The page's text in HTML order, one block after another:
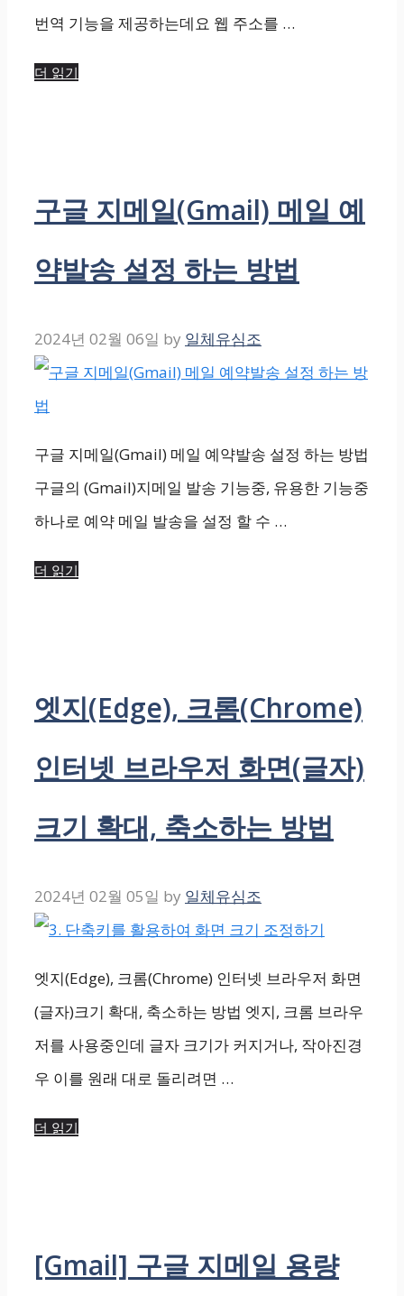
번역 기능을 제공하는데요 웹 주소를 …
더 읽기
구글 지메일(Gmail) 메일 예
약발송 설정 하는 방법
2024년 02월 06일 by 일체유심조
구글 지메일(Gmail) 메일 예약발송 설정 하는 방법
구글의 (Gmail)지메일 발송 기능중, 유용한 기능중
하나로 예약 메일 발송을 설정 할 수 …
더 읽기
엣지(Edge), 크롬(Chrome)
인터넷 브라우저 화면(글자)
크기 확대, 축소하는 방법
2024년 02월 05일 by 일체유심조
엣지(Edge), 크롬(Chrome) 인터넷 브라우저 화면
(글자)크기 확대, 축소하는 방법 엣지, 크롬 브라우
저를 사용중인데 글자 크기가 커지거나, 작아진경
우 이를 원래 대로 돌리려면 …
더 읽기
[Gmail] 구글 지메일 용량